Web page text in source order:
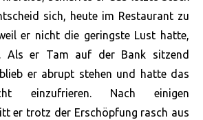
sich, heute im Restaurant zu
er nicht die geringste Lust hatte,
Als er Tam auf der Bank sitzend
er abrupt stehen und hatte das
einzufrieren. Nach einigen
er trotz der Erschöpfung rasch aus